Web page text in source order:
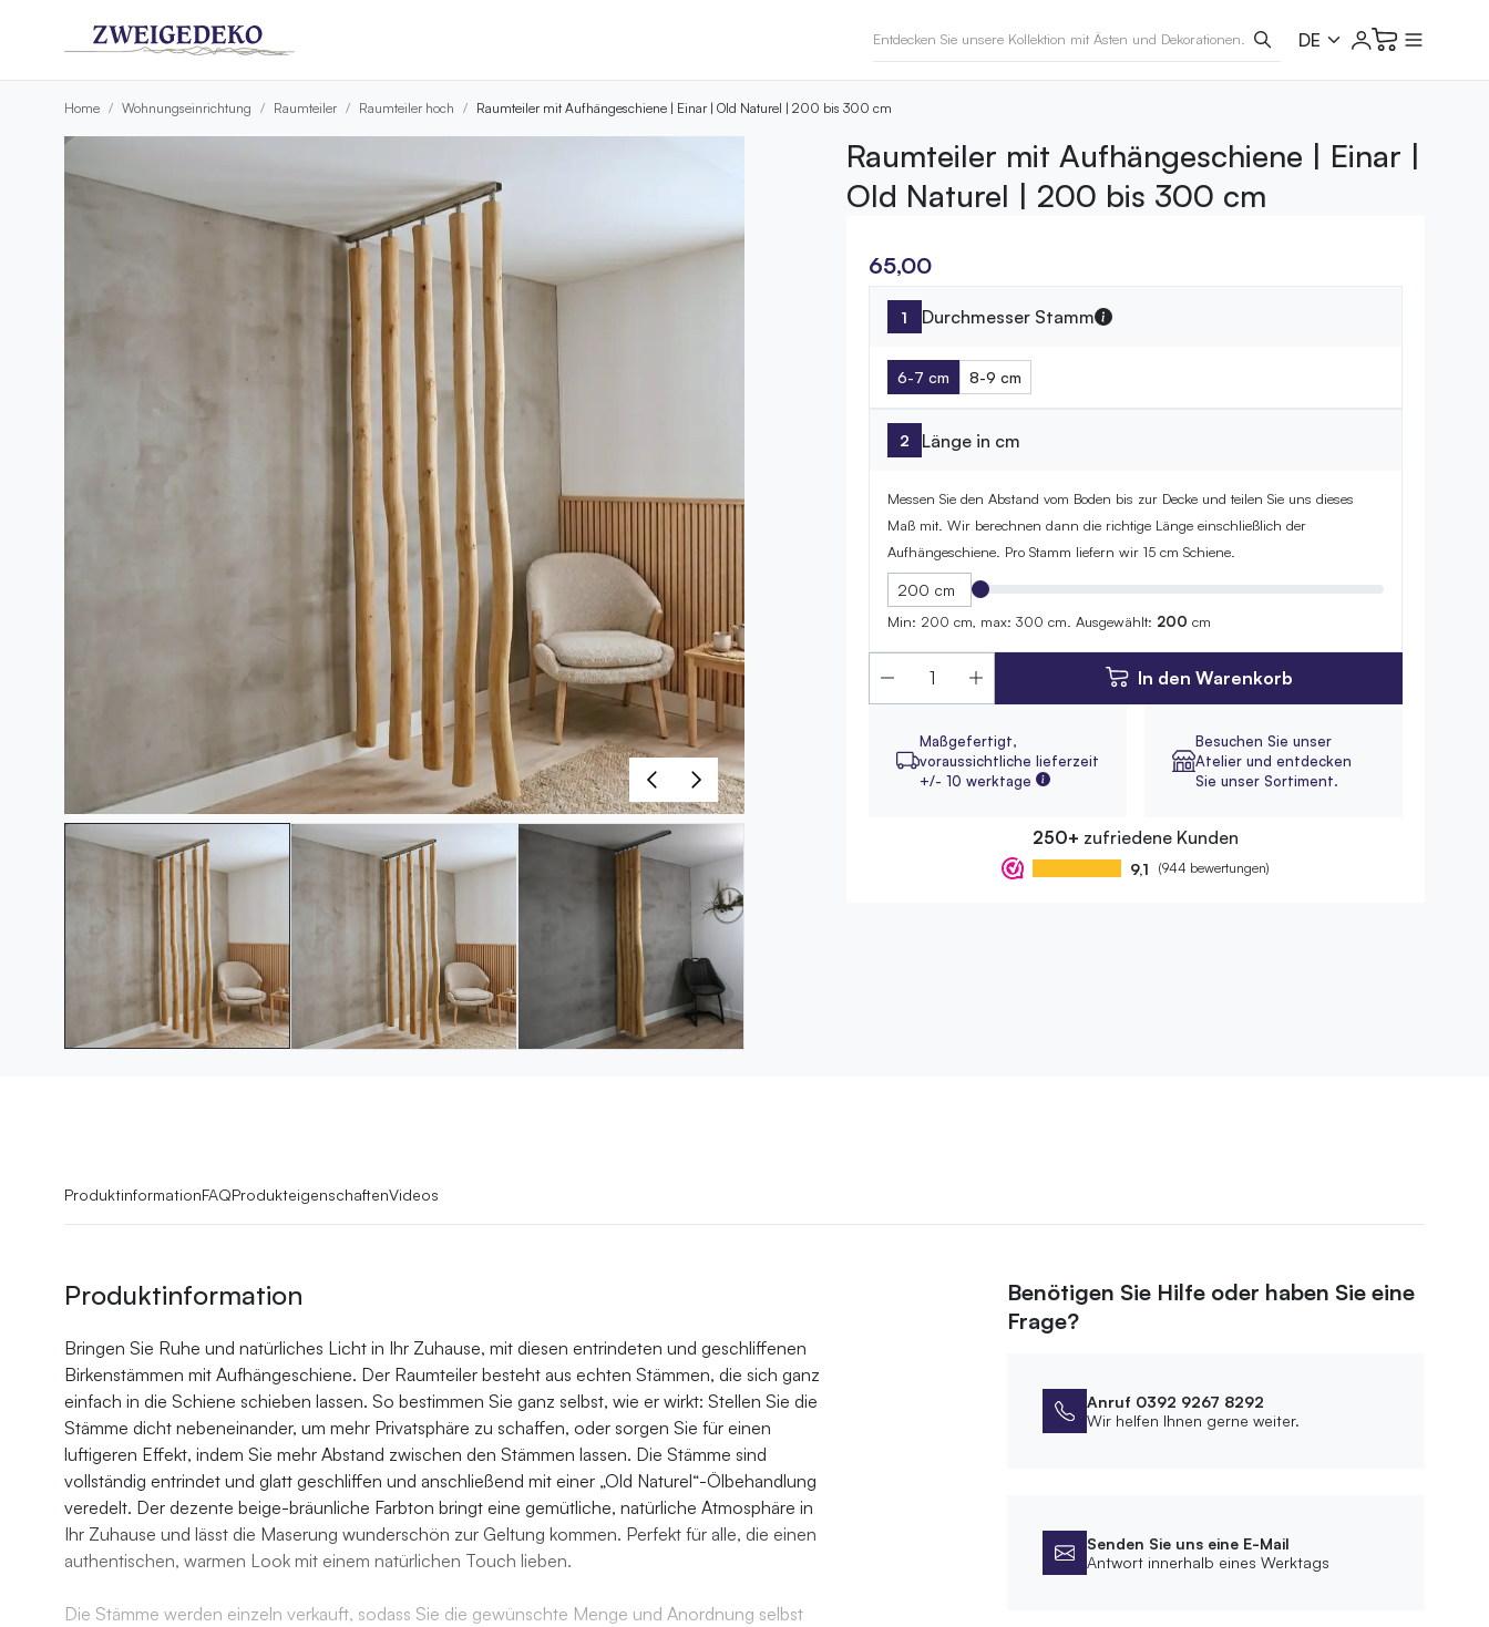
Home Wohnungseinrichtung Raumteiler Raumteiler hoch Raumteiler mit Aufhängeschiene | Einar | Old Naturel | 200 bis 300 cm
Raumteiler mit Aufhängeschiene | Einar |
Old Naturel | 200 bis 300 cm
65,00
Durchmesser Stamm
6-7 cm 8-9 cm
Länge in cm
Messen Sie den Abstand vom Boden bis zur Decke und teilen Sie uns dieses
Maß mit. Wir berechnen dann die richtige Länge einschließlich der
Aufhängeschiene. Pro Stamm liefern wir 15 cm Schiene.
Min: 200 cm, max: 300 cm.Ausgewählt: 200 cm
In den Warenkorb
Maßgefertigt,
voraussichtliche lieferzeit
+/- 10 werktage
Besuchen Sie unser
Atelier und entdecken
Sie unser Sortiment.
250+ zufriedene Kunden
9,1 (944 bewertungen)
ProduktinformationFAQProdukteigenschaftenVideos
Produktinformation
Bringen Sie Ruhe und natürliches Licht in Ihr Zuhause, mit diesen entrindeten und geschliffenen
Birkenstämmen mit Aufhängeschiene. Der Raumteiler besteht aus echten Stämmen, die sich ganz
einfach in die Schiene schieben lassen. So bestimmen Sie ganz selbst, wie er wirkt: Stellen Sie die
Stämme dicht nebeneinander, um mehr Privatsphäre zu schaffen, oder sorgen Sie für einen
luftigeren Effekt, indem Sie mehr Abstand zwischen den Stämmen lassen. Die Stämme sind
vollständig entrindet und glatt geschliffen und anschließend mit einer „Old Naturel“-Ölbehandlung
veredelt. Der dezente beige-bräunliche Farbton bringt eine gemütliche, natürliche Atmosphäre in
Ihr Zuhause und lässt die Maserung wunderschön zur Geltung kommen. Perfekt für alle, die einen
authentischen, warmen Look mit einem natürlichen Touch lieben.
Die Stämme werden einzeln verkauft, sodass Sie die gewünschte Menge und Anordnung selbst
Benötigen Sie Hilfe oder haben Sie eine
Frage?
Anruf 0392 9267 8292
Wir helfen Ihnen gerne weiter.
Senden Sie uns eine E-Mail
Antwort innerhalb eines Werktags